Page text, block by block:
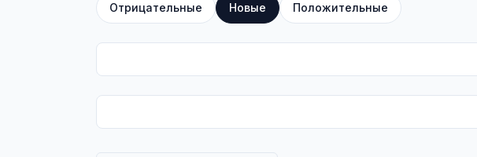
Отрицательные Новые Положительные